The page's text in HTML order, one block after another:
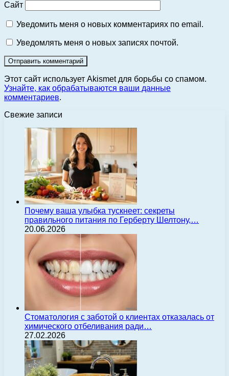
Сайт
Уведомить меня о новых комментариях по email.
Уведомлять меня о новых записях почтой.
Этот сайт использует Akismet для борьбы со спамом.
Узнайте, как обрабатываются ваши данные
комментариев.
Свежие записи
Почему ваша улыбка тускнеет: секреты
правильного питания по Герберту Шелтону,…
20.06.2026
Стоматология с заботой о клиентах отказалась от
химического отбеливания ради…
27.02.2026